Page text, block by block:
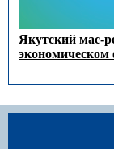
Якутский мас-
экономическом